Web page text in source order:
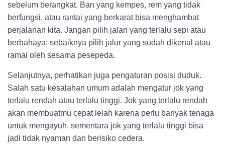
sebelum berangkat. Ban yang kempes, rem yang tidak
berfungsi, atau rantai yang berkarat bisa menghambat
perjalanan kita. Jangan pilih jalan yang terlalu sepi atau
berbahaya; sebaiknya pilih jalur yang sudah dikenal atau
ramai oleh sesama pesepeda.
Selanjutnya, perhatikan juga pengaturan posisi duduk.
Salah satu kesalahan umum adalah mengatur jok yang
terlalu rendah atau terlalu tinggi. Jok yang terlalu rendah
akan membuatmu cepat lelah karena perlu banyak tenaga
untuk mengayuh, sementara jok yang terlalu tinggi bisa
jadi tidak nyaman dan berisiko cedera.